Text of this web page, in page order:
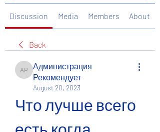
Discussion Media Members About
Back
Администрация Рекомендует
Администрация
Рекомендует
August 20, 2023
Что лучше всего